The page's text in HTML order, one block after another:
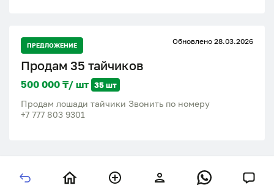
ПРЕДЛОЖЕНИЕ Обновлено 28.03.2026
Продам 35 тайчиков
500 000 ₸/ шт 35 шт
Продам лошади тайчики Звонить по номеру